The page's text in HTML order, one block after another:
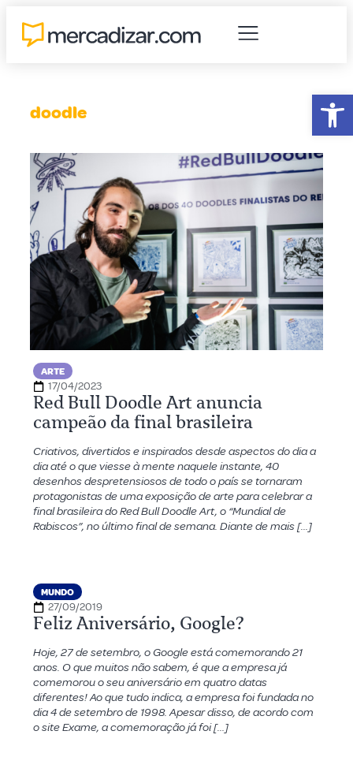
doodle
ARTE
17/04/2023
Red Bull Doodle Art anuncia
campeão da final brasileira
Criativos, divertidos e inspirados desde aspectos do dia a
dia até o que viesse à mente naquele instante, 40
desenhos despretensiosos de todo o país se tornaram
protagonistas de uma exposição de arte para celebrar a
final brasileira do Red Bull Doodle Art, o “Mundial de
Rabiscos”, no último final de semana. Diante de mais […]
MUNDO
27/09/2019
Feliz Aniversário, Google?
Hoje, 27 de setembro, o Google está comemorando 21
anos. O que muitos não sabem, é que a empresa já
comemorou o seu aniversário em quatro datas
diferentes! Ao que tudo indica, a empresa foi fundada no
dia 4 de setembro de 1998. Apesar disso, de acordo com
o site Exame, a comemoração já foi […]